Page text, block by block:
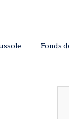
Fonds